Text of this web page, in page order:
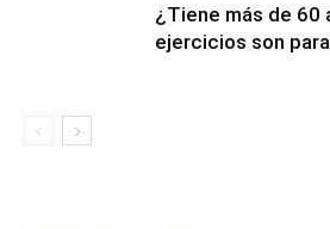
¿Tiene más de 60
ejercicios son